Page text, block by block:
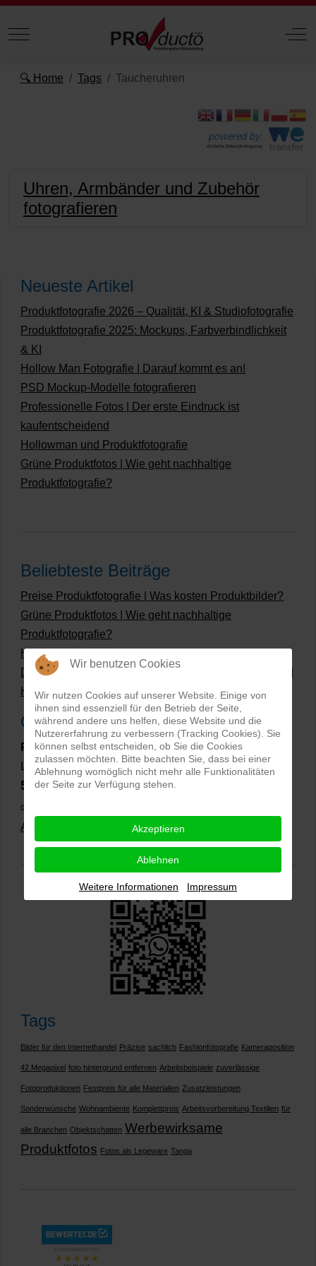
Mobile Menu Toggle Off-
🔍 Home Tags Taucheruhren
powered by:
einfache Datenübertragung
Uhren, Armbänder und Zubehör
fotografieren
Neueste Artikel
Produktfotografie 2026 – Qualität, KI & Studiofotografie
Produktfotografie 2025: Mockups, Farbverbindlichkeit
& KI
Hollow Man Fotografie | Darauf kommt es an!
PSD Mockup-Modelle fotografieren
Professionelle Fotos | Der erste Eindruck ist
kaufentscheidend
Hollowman und Produktfotografie
Grüne Produktfotos | Wie geht nachhaltige
Produktfotografie?
Beliebteste Beiträge
Preise Produktfotografie | Was kosten Produktbilder?
Grüne Produktfotos | Wie geht nachhaltige
Produktfotografie?
Hollow Man Fotografie | Darauf kommt es an!
Dateiformate und Bilder mit transparentem Hintergrund
Hollowman und Produktfotografie
Google Rezensionen
PRO-ducto GmbH, Fotografie und Bildbearbeitung in
Lichtenau
5,0⭐⭐⭐⭐⭐bei144 Google-Rezensionen
02.01.2026)
Alle Rezensionen ansehen|Bewertung abgeben
Tags
Bilder für den Internethandel Präzise sachlich Fashionfotografie Kameraposition
42 Megapixel foto hintergrund entfernen Arbeitsbeispiele zuverlässige
Fotoproduktionen Festpreis für alle Materialien Zusatzleistungen
Sonderwünsche Wohnambiente Komplettpreis Arbeitsvorbereitung Textilien für
alle Branchen Objektschatten Werbewirksame
Produktfotos Fotos als Legeware Tanga
Wir benutzen Cookies
Wir nutzen Cookies auf unserer Website. Einige von
ihnen sind essenziell für den Betrieb der Seite,
während andere uns helfen, diese Website und die
Nutzererfahrung zu verbessern (Tracking Cookies). Sie
können selbst entscheiden, ob Sie die Cookies
zulassen möchten. Bitte beachten Sie, dass bei einer
Ablehnung womöglich nicht mehr alle Funktionalitäten
der Seite zur Verfügung stehen.
Akzeptieren
Ablehnen
Weitere Informationen Impressum